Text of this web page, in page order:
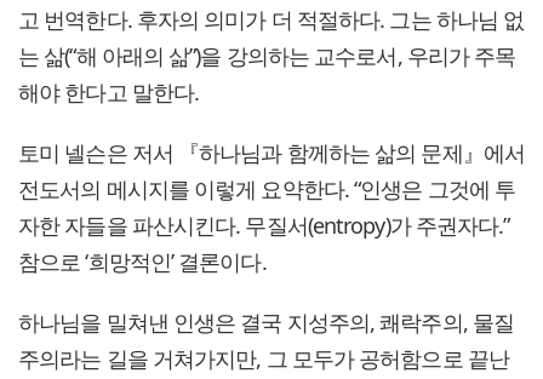
고 번역한다. 후자의 의미가 더 적절하다. 그는 하나님 없
는 삶(“해 아래의 삶”)을 강의하는 교수로서, 우리가 주목
해야 한다고 말한다.
토미 넬슨은 저서 『하나님과 함께하는 삶의 문제』에서
전도서의 메시지를 이렇게 요약한다. “인생은 그것에 투
자한 자들을 파산시킨다. 무질서(entropy)가 주권자다.”
참으로 ‘희망적인’ 결론이다.
하나님을 밀쳐낸 인생은 결국 지성주의, 쾌락주의, 물질
주의라는 길을 거쳐가지만, 그 모두가 공허함으로 끝난